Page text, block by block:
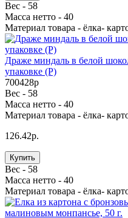
Вес - 58
Масса нетто - 40
Материал товара - ёлка-
Драже миндаль в белой
упаковке (Р)
700428p
Вес - 58
Масса нетто - 40
Материал товара - ёлка-
126.42р.
Купить
Вес - 58
Масса нетто - 40
Материал товара - ёлка-